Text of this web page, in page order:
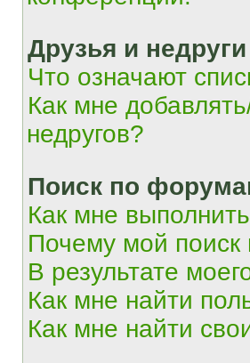
Друзья и недруги
Что означают
Как мне
недругов?
Поиск по
Как мне
Почему мой поиск
В результате
Как мне найти
Как мне найти